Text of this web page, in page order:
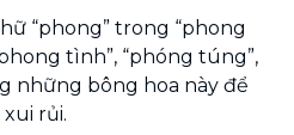
“phong” trong “phong
tình”, “phóng túng”,
những bông hoa này để
rủi.